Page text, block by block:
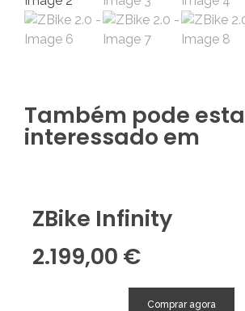
Também pode
interessado em
ZBike Infinity
2.199,00 €
Comprar agora